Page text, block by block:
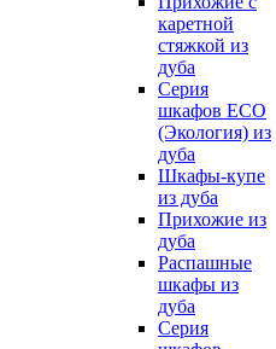
каретной
стяжкой из
дуба
Серия
шкафов ECO
(Экология) из
дуба
Шкафы-купе
из дуба
Прихожие из
дуба
Распашные
шкафы из
дуба
Серия